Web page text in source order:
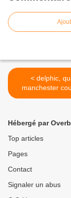
< delphic, quartet
manchester
klaxons,pop et
Hébergé par
Top articles
Pages
Contact
Signaler un abus